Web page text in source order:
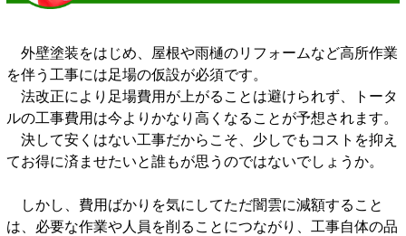
外壁塗装をはじめ、屋根や雨樋のリフォームなど高所作業
を伴う工事には足場の仮設が必須です。
法改正により足場費用が上がることは避けられず、トータ
ルの工事費用は今よりかなり高くなることが予想されます。
決して安くはない工事だからこそ、少しでもコストを抑え
てお得に済ませたいと誰もが思うのではないでしょうか。
しかし、費用ばかりを気にしてただ闇雲に減額すること
は、必要な作業や人員を削ることにつながり、工事自体の品